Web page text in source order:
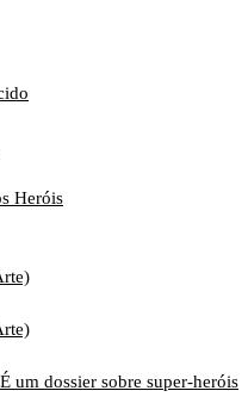
Heróis
um dossier sobre super-heróis